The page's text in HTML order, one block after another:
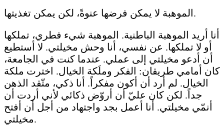
الموهبة لا يمكن فرضها عنوةً، لكن يمكن تغذيتها.
أنا أريد الموهبة الباطنية. الموهبة شيء فطري، تملكها
أو لا تملكها. عن نفسي، أنا وحش مخيلتي. لا أستطيع
أن أدعو مخيلتي إلى عملي. عندما كنت في الجامعة،
كان أمامي طريقان: الفكر وملَكة الخيال. اخترت ملكة
الخيال. لم أرد أن أكون مفكراً. أنا ذكي، متّقد الذهن
جداً. لكن كان عليّ أن أروّض ذكائي لأني أردت أن
أنمّي مخيلتي. أنا أعمل بجد واجتهاد من أجل أن أفتح
مخيلتي.